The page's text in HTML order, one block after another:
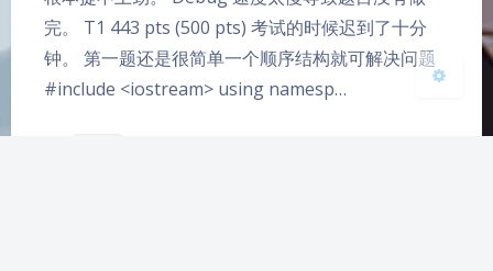
完。 T1 443 pts (500 pts) 考试的时候迟到了十分
钟。 第一题还是很简单一个顺序结构就可解决问题
#include <iostream> using namesp…